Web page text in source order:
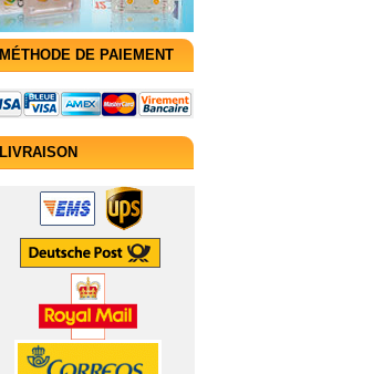
MÉTHODE DE PAIEMENT
LIVRAISON